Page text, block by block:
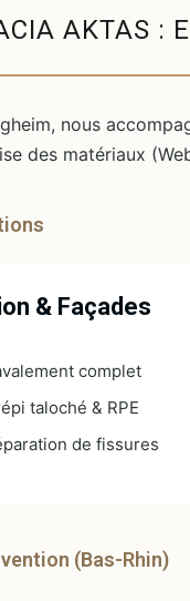
AKTAS :
nous
des matériaux
& Façades
complet
taloché & RPE
de fissures
(Bas-Rhin)